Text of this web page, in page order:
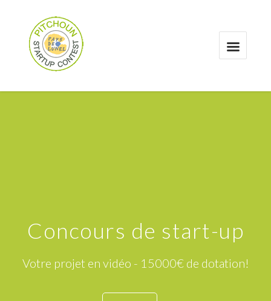
Concours de start-up
Votre projet en vidéo - 15000€ de dotation!